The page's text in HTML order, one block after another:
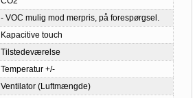
- VOC mulig mod merpris, på forespørgsel.
Kapacitive touch
Tilstedeværelse
Temperatur +/-
Ventilator (Luftmængde)